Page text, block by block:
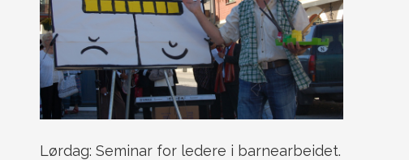
Lørdag: Seminar for ledere i barnearbeidet.